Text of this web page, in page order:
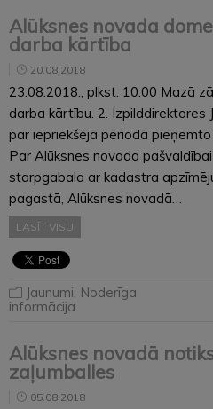
Alūksnes novada
darba kārtība
20.08.2018
23.08.2018., plkst. 10:00 Mazā
darba kārtību. 2. Izpilddirektores
par iepriekšējā periodā
Par Alūksnes novada
starpgabala ar kadastra
pagastā, Alūksnes novadā…
LASĪT VISU
Jaunumi, Noderīga
informācija
Alūksnes novadā
zaļumballes
05.08.2018